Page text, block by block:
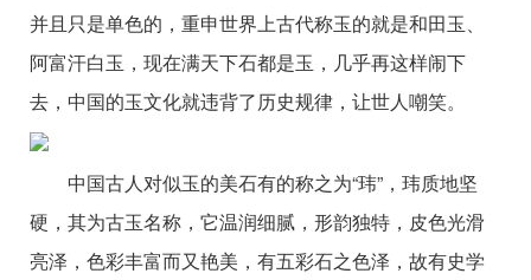
并且只是单色的，重申世界上古代称玉的就是和田玉、
阿富汗白玉，现在满天下石都是玉，几乎再这样闹下
去，中国的玉文化就违背了历史规律，让世人嘲笑。
中国古人对似玉的美石有的称之为“玮”，玮质地坚
硬，其为古玉名称，它温润细腻，形韵独特，皮色光滑
亮泽，色彩丰富而又艳美，有五彩石之色泽，故有史学